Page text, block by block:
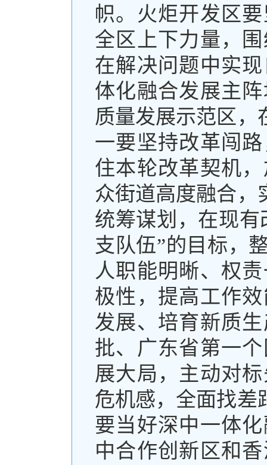
帜。火炬开发区
全区上下力量，
在解决问题中实
体化融合发展主
质量发展示范区，
一要坚持改革闯
住本轮改革契机
众街道高度融合，
统筹谋划，在现
支队伍”的目标，
人职能明晰、权
极性，提高工作
发展、培育新质
批、广东省第一
展大局，主动对
危机感，全面找差
要当好深中一体
中合作创新区和